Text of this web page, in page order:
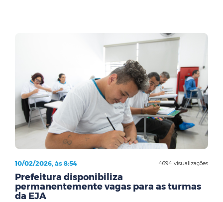
4694 visualizações
10/02/2026, às 8:54
Prefeitura disponibiliza
permanentemente vagas para as turmas
da EJA